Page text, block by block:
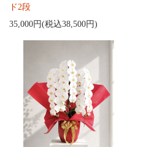
ド2段
35,000円(税込38,500円)